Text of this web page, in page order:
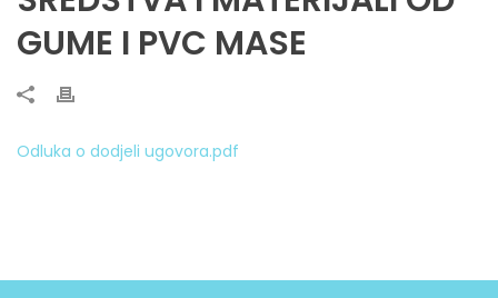
GUME I PVC MASE
Odluka o dodjeli ugovora.pdf